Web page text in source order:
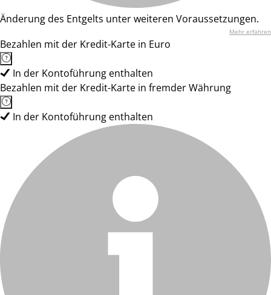
Änderung des Entgelts unter weiteren Voraussetzungen.
Mehr erfahren
Bezahlen mit der Kredit-Karte in Euro
In der Kontoführung enthalten
Bezahlen mit der Kredit-Karte in fremder Währung
In der Kontoführung enthalten